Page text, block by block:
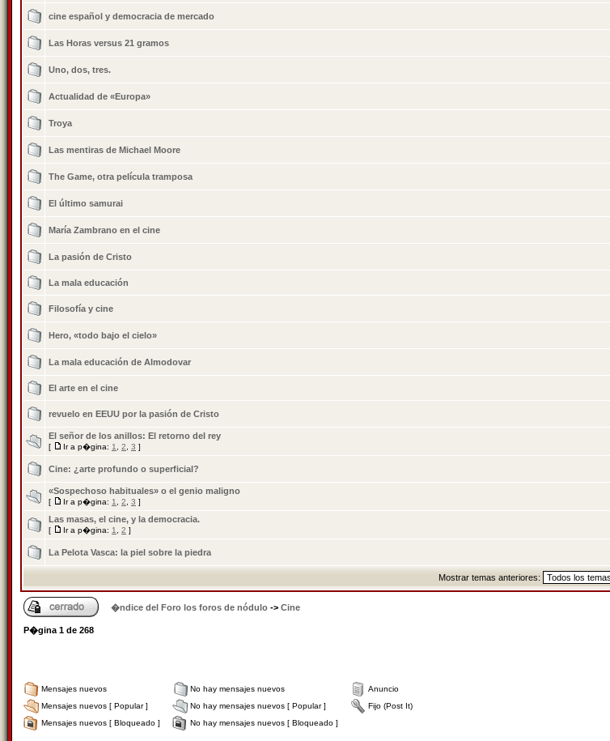
cine español y democracia de mercado
Las Horas versus 21 gramos
Uno, dos, tres.
Actualidad de «Europa»
Troya
Las mentiras de Michael Moore
The Game, otra película tramposa
El último samurai
Marí­a Zambrano en el cine
La pasión de Cristo
La mala educación
Filosofí­a y cine
Hero, «todo bajo el cielo»
La mala educación de Almodovar
El arte en el cine
revuelo en EEUU por la pasión de Cristo
El señor de los anillos: El retorno del rey
[ Ir a p�gina: 1 2 3 ]
Cine: ¿arte profundo o superficial?
«Sospechoso habituales» o el genio maligno
[ Ir a p�gina: 1 2 3 ]
Las masas, el cine, y la democracia.
[ Ir a p�gina: 1 2 ]
La Pelota Vasca: la piel sobre la piedra
Mostrar temas anteriores:
�ndice del Foro los foros de nódulo -> Cine
P�gina 1 de 268
Mensajes nuevos No hay mensajes nuevos
Anuncio
Mensajes nuevos [ Popular ]
No hay mensajes nuevos [ Popular ]
Fijo (Post It)
Mensajes nuevos [ Bloqueado ]
No hay mensajes nuevos [ Bloqueado ]